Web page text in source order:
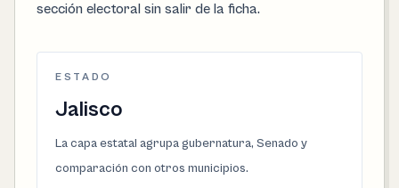
sección electoral sin salir de la ficha.
ESTADO
Jalisco
La capa estatal agrupa gubernatura, Senado y
comparación con otros municipios.